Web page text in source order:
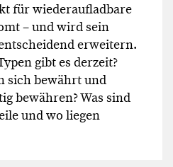
für wiederaufladbare
– und wird sein
erweitern.
gibt es derzeit?
sich bewährt und
bewähren? Was sind
und wo liegen